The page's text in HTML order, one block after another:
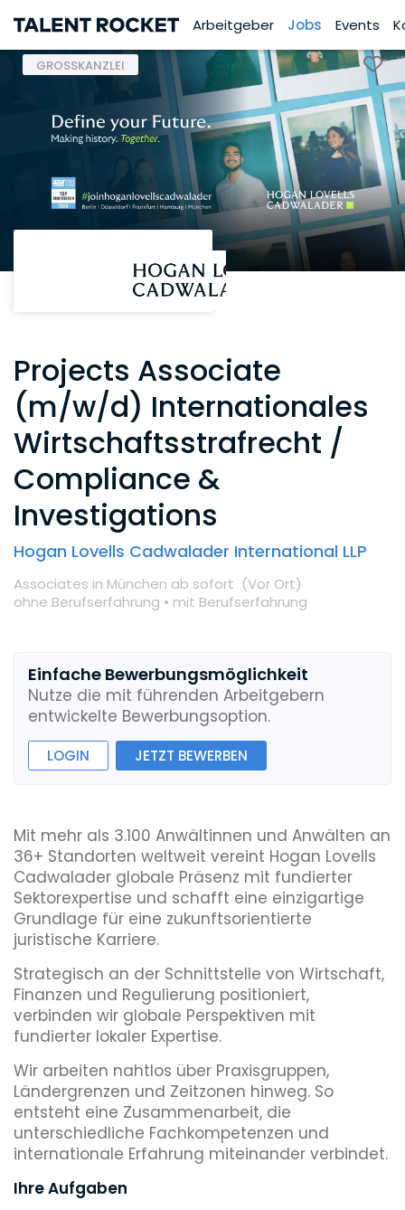
Arbeitgeber Jobs Events
GROSSKANZLEI
Projects Associate
(m/w/d) Internationales
Wirtschaftsstrafrecht /
Compliance &
Investigations
Hogan Lovells Cadwalader International LLP
Associates in München ab sofort (Vor Ort)
ohne Berufserfahrung • mit Berufserfahrung
Einfache Bewerbungsmöglichkeit
Nutze die mit führenden Arbeitgebern
entwickelte Bewerbungsoption.
LOGIN JETZT BEWERBEN
Mit mehr als 3.100 Anwältinnen und Anwälten an
36+ Standorten weltweit vereint Hogan Lovells
Cadwalader globale Präsenz mit fundierter
Sektorexpertise und schafft eine einzigartige
Grundlage für eine zukunftsorientierte
juristische Karriere.
Strategisch an der Schnittstelle von Wirtschaft,
Finanzen und Regulierung positioniert,
verbinden wir globale Perspektiven mit
fundierter lokaler Expertise.
Wir arbeiten nahtlos über Praxisgruppen,
Ländergrenzen und Zeitzonen hinweg. So
entsteht eine Zusammenarbeit, die
unterschiedliche Fachkompetenzen und
internationale Erfahrung miteinander verbindet.
Ihre Aufgaben